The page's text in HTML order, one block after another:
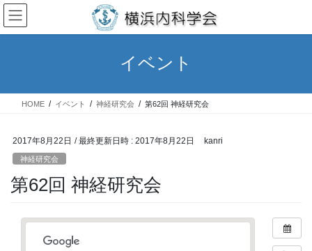
コ
ン
テ
ス
ナ
ビ
ゲ
ン
イベント
HOME イベント 神経研究会 第62回 神経研究会
2017年8月22日 / 最終更新日時 : 2017年8月22日 kanri
神経研究会
第62回 神経研究会